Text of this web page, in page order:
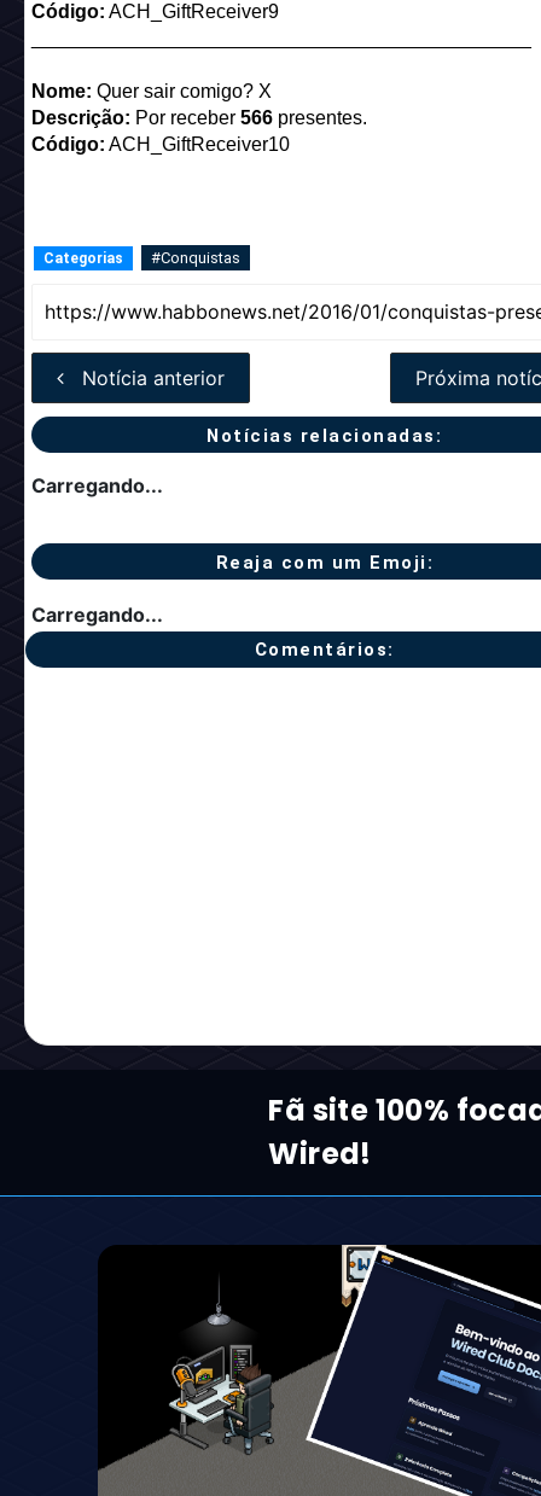
Código: ACH_GiftReceiver9
Nome: Quer sair comigo? X
Descrição: Por receber 566presentes.
Código: ACH_GiftReceiver10
Categorias #Conquistas
Notícia anterior Próxima
Notícias relacionadas:
Carregando...
Reaja com um Emoji:
Carregando...
Comentários:
Fã site 100%
Wired!